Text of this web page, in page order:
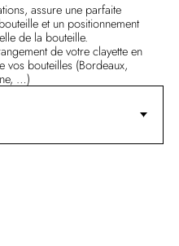
assure une parfaite
et un positionnement
de la bouteille.
de votre clayette en
vos bouteilles (Bordeaux,
…)